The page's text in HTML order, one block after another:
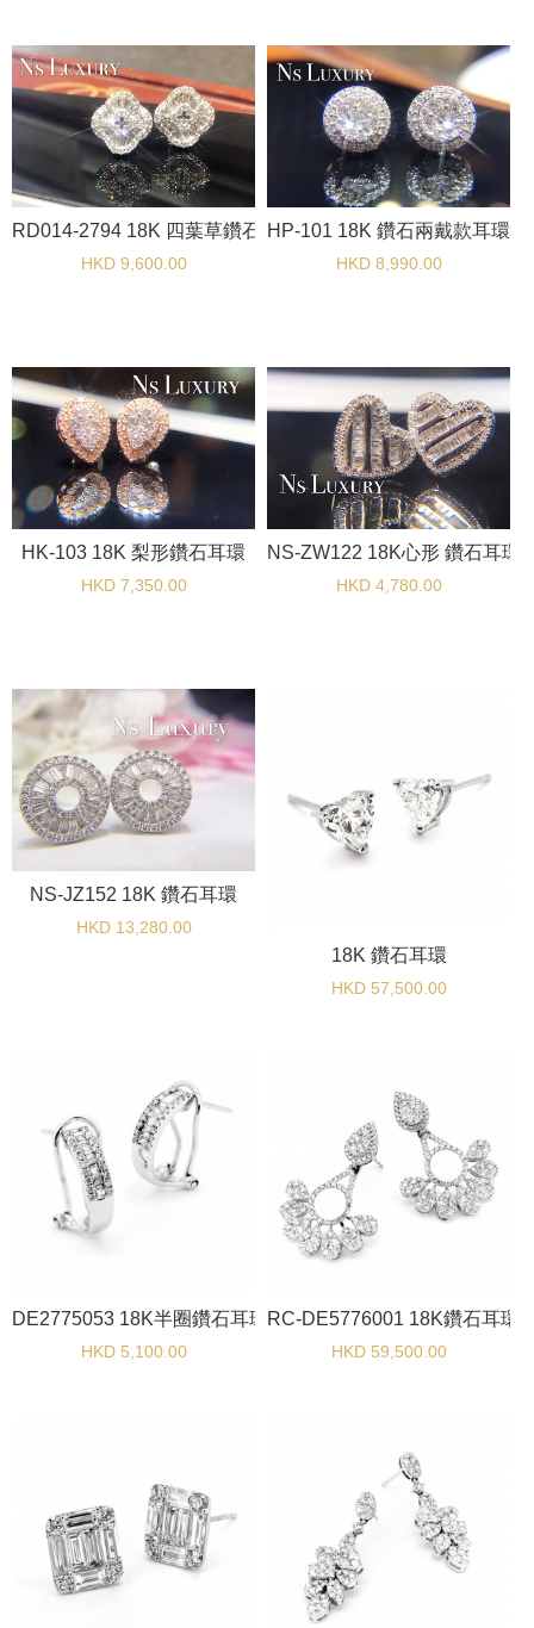
RD014-2794 18K 四葉草鑽石耳環
HKD 9,600.00
HP-101 18K 鑽石兩戴款耳環
HKD 8,990.00
HK-103 18K 梨形鑽石耳環
HKD 7,350.00
NS-ZW122 18K心形 鑽石耳環
HKD 4,780.00
NS-JZ152 18K 鑽石耳環
HKD 13,280.00
18K 鑽石耳環
HKD 57,500.00
DE2775053 18K半圈鑽石耳環
HKD 5,100.00
RC-DE5776001 18K鑽石耳環
HKD 59,500.00